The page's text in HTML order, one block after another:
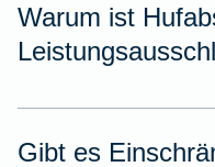
Warum ist
Gibt es